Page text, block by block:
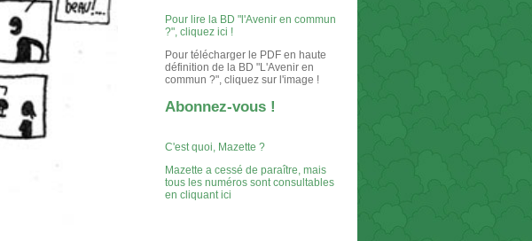
Pour lire la BD "l'Avenir en commun
?", cliquez ici !
Pour télécharger le PDF en haute
définition de la BD "L'Avenir en
commun ?", cliquez sur l'image !
Abonnez-vous !
C'est quoi, Mazette ?
Mazette a cessé de paraître, mais
tous les numéros sont consultables
en cliquant ici